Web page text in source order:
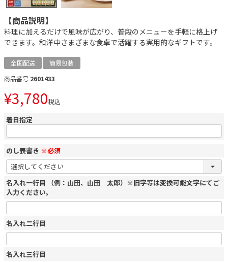
【商品説明】
料理に加えるだけで風味が広がり、普段のメニューを手軽に格上げ
できます。和洋中さまざまな食卓で活躍する実用的なギフトです。
全国配送
簡易包装
商品番号 2601433
¥3,780税込
着日指定
のし表書き ※必須
名入れ一行目 （例：山田、山田 太郎）※旧字等は変換可能文字にてご
入力ください。
名入れ二行目
名入れ三行目